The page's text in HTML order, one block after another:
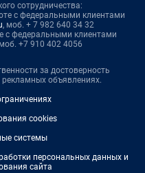
сотрудничества:
с федеральными клиентами
, моб. + 7 982 640 34 32
с федеральными клиентами
+7 910 402 4056
за достоверность
объявлениях.
cookies
системы
персональных данных и
сайта